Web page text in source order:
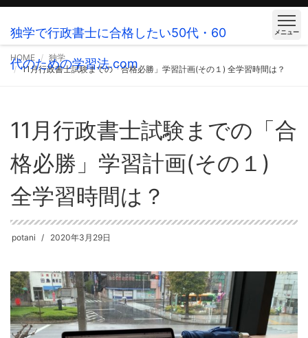
独学で行政書士に合格したい50代・60
代のための学習法.com
メニュー
HOME
独学
11月行政書士試験までの「合格必勝」学習計画(その１) 全学習時間は？
11月行政書士試験までの「合
格必勝」学習計画(その１)
全学習時間は？
potani 2020年3月29日